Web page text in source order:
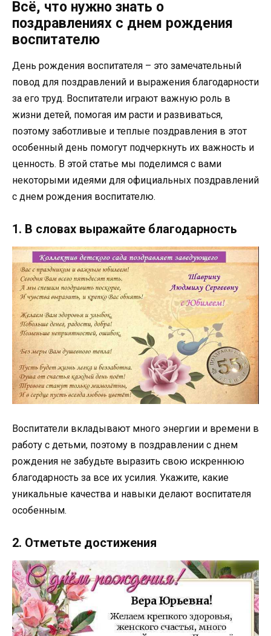
Всё, что нужно знать о
поздравлениях с днем рождения
воспитателю
День рождения воспитателя – это замечательный
повод для поздравлений и выражения благодарности
за его труд. Воспитатели играют важную роль в
жизни детей, помогая им расти и развиваться,
поэтому заботливые и теплые поздравления в этот
особенный день помогут подчеркнуть их важность и
ценность. В этой статье мы поделимся с вами
некоторыми идеями для официальных поздравлений
с днем рождения воспитателю.
1. В словах выражайте благодарность
Воспитатели вкладывают много энергии и времени в
работу с детьми, поэтому в поздравлении с днем
рождения не забудьте выразить свою искреннюю
благодарность за все их усилия. Укажите, какие
уникальные качества и навыки делают воспитателя
особенным.
2. Отметьте достижения